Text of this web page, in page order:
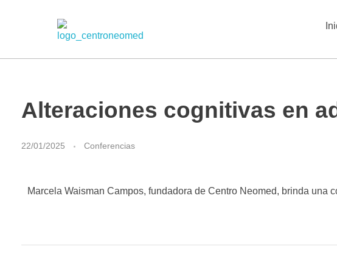
Alteraciones cognitivas en
22/01/2025 Conferencias
Marcela Waisman Campos, fundadora de Centro Neomed, brinda una